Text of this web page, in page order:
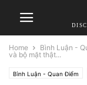
Home Bình Luận -
và bộ mặt thật...
Bình Luận - Quan Điểm